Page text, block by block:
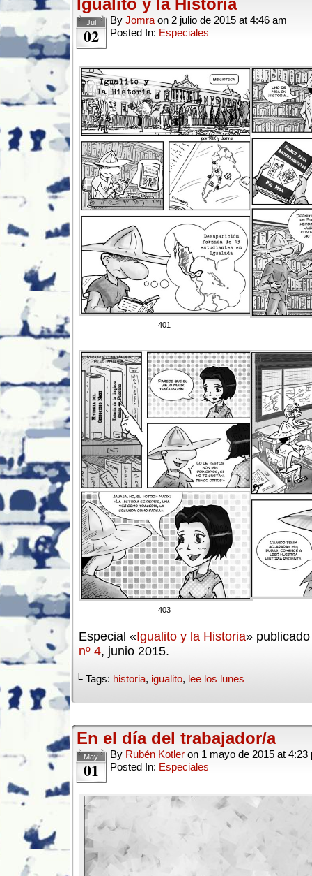
Igualito y la Historia
Jul
02
By Jomra on 2 julio de 2015 at 4:46 am
Posted In: Especiales
401
403
Especial «Igualito y la Historia»
nº 4, junio 2015.
└ Tags: historia, igualito, lee los lunes
En el día del trabajador/a
May
01
By Rubén Kotler on 1 mayo de 2015 at 4:23
Posted In: Especiales